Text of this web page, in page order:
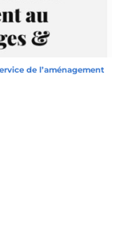
de l’aménagement